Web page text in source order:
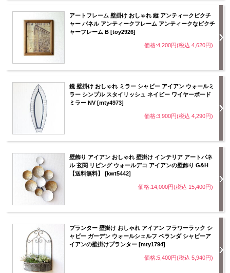
アートフレーム 壁掛け おしゃれ 縦 アンティークピクチ
ャー パネル アンティークフレーム アンティークなピクチ
ャーフレーム B [toy2926]
価格:4,200円(税込 4,620円)
鏡 壁掛け おしゃれ ミラー シャビー アイアン ウォールミ
ラー シンプル スタイリッシュ ネイビー ワイヤーボード
ミラー NV [mty4973]
価格:3,900円(税込 4,290円)
壁飾り アイアン おしゃれ 壁掛け インテリア アートパネ
ル 玄関 リビング ウォールデコ アイアンの壁飾り G&H
【送料無料】 [kwt5442]
価格:14,000円(税込 15,400円)
プランター 壁掛け おしゃれ アイアン フラワーラック シ
ャビー ガーデン ウォールシェルフ ベランダ シャビーア
イアンの壁掛けプランター [mty1794]
価格:5,400円(税込 5,940円)